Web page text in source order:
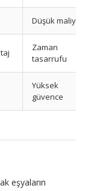
Düşük maliyet
Zaman
tasarrufu
Yüksek
güvence
eşyaların